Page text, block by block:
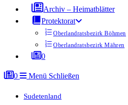
Archiv – Heimatblätter
Protektorat
Oberlandratsbezirk Böhmen
Oberlandratsbezirk Mähren
0
0 Menü Schließen
Sudetenland